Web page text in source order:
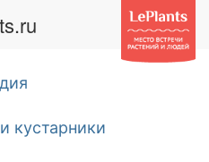
кустарники